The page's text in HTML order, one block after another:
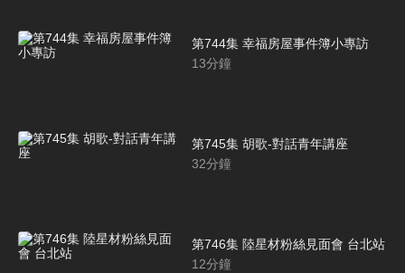
第744集 幸福房屋事件簿小專訪
13分鐘
第745集 胡歌-對話青年講座
32分鐘
第746集 陸星材粉絲見面會 台北站
12分鐘